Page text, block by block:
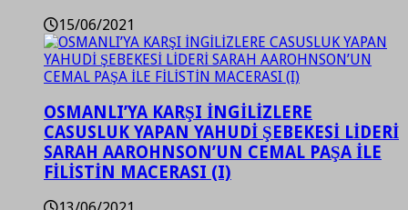
15/06/2021
OSMANLI’YA KARŞI İNGİLİZLERE
CASUSLUK YAPAN YAHUDİ ŞEBEKESİ LİDERİ
SARAH AAROHNSON’UN CEMAL PAŞA İLE
FİLİSTİN MACERASI (I)